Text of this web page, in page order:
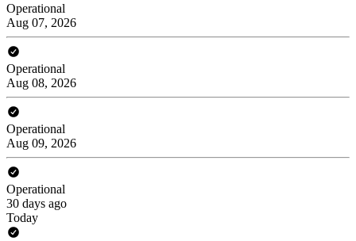
Operational
Aug 07, 2026
Operational
Aug 08, 2026
Operational
Aug 09, 2026
Operational
30 days ago
Today